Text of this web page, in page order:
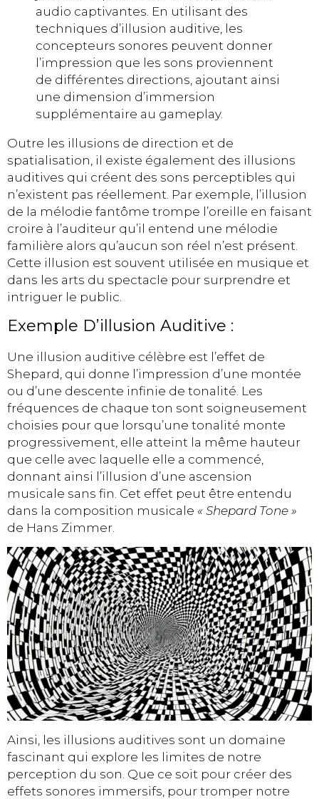
audio captivantes. En utilisant des
techniques d’illusion auditive, les
concepteurs sonores peuvent donner
l’impression que les sons proviennent
de différentes directions, ajoutant ainsi
une dimension d’immersion
supplémentaire au gameplay.
Outre les illusions de direction et de
spatialisation, il existe également des illusions
auditives qui créent des sons perceptibles qui
n’existent pas réellement. Par exemple, l’illusion
de la mélodie fantôme trompe l’oreille en faisant
croire à l’auditeur qu’il entend une mélodie
familière alors qu’aucun son réel n’est présent.
Cette illusion est souvent utilisée en musique et
dans les arts du spectacle pour surprendre et
intriguer le public.
Exemple D’illusion Auditive :
Une illusion auditive célèbre est l’effet de
Shepard, qui donne l’impression d’une montée
ou d’une descente infinie de tonalité. Les
fréquences de chaque ton sont soigneusement
choisies pour que lorsqu’une tonalité monte
progressivement, elle atteint la même hauteur
que celle avec laquelle elle a commencé,
donnant ainsi l’illusion d’une ascension
musicale sans fin. Cet effet peut être entendu
dans la composition musicale « Shepard Tone »
de Hans Zimmer.
Ainsi, les illusions auditives sont un domaine
fascinant qui explore les limites de notre
perception du son. Que ce soit pour créer des
effets sonores immersifs, pour tromper notre